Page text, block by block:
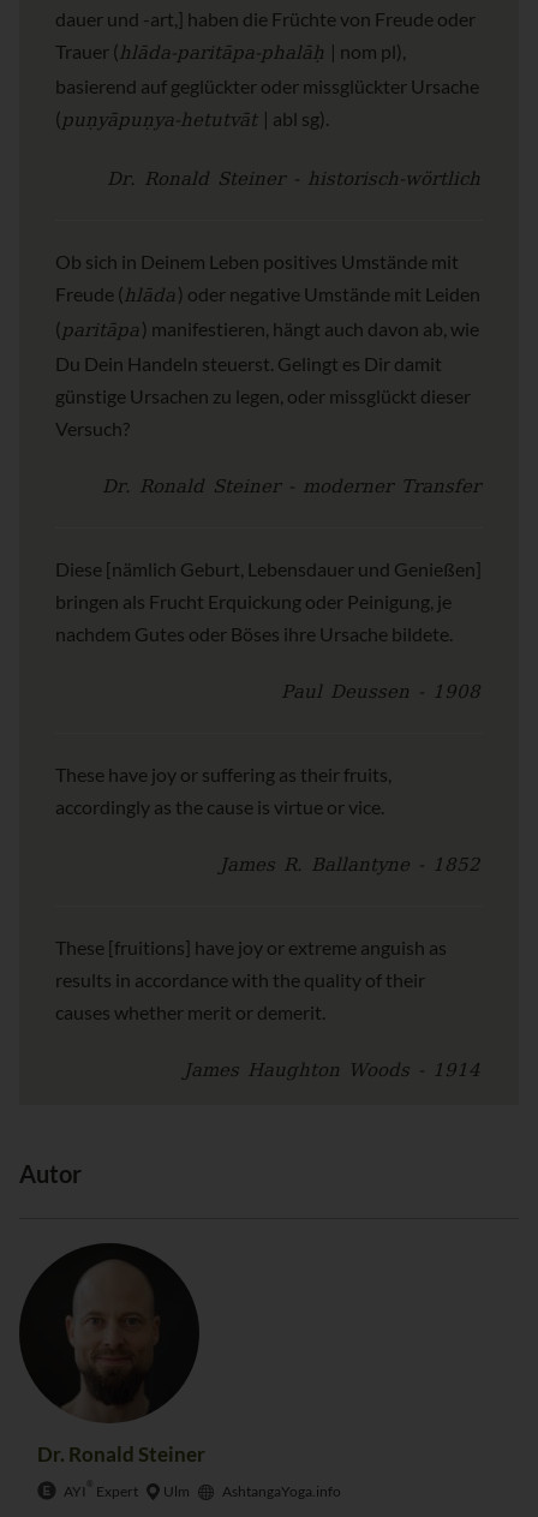
dauer und -art,] haben die Früchte von Freude oder
Trauer (hlāda-paritāpa-phalāḥ | nom pl),
basierend auf geglückter oder missglückter Ursache
(puṇyāpuṇya-hetutvāt | abl sg).
Dr. Ronald Steiner - historisch-wörtlich
Ob sich in Deinem Leben positives Umstände mit
Freude (hlāda ) oder negative Umstände mit Leiden
(paritāpa ) manifestieren, hängt auch davon ab, wie
Du Dein Handeln steuerst. Gelingt es Dir damit
günstige Ursachen zu legen, oder missglückt dieser
Versuch?
Dr. Ronald Steiner - moderner Transfer
Diese [nämlich Geburt, Lebensdauer und Genießen]
bringen als Frucht Erquickung oder Peinigung, je
nachdem Gutes oder Böses ihre Ursache bildete.
Paul Deussen - 1908
These have joy or suffering as their fruits,
accordingly as the cause is virtue or vice.
James R. Ballantyne - 1852
These [fruitions] have joy or extreme anguish as
results in accordance with the quality of their
causes whether merit or demerit.
James Haughton Woods - 1914
Autor
Dr. Ronald Steiner
AYI ® Expert Ulm AshtangaYoga.info